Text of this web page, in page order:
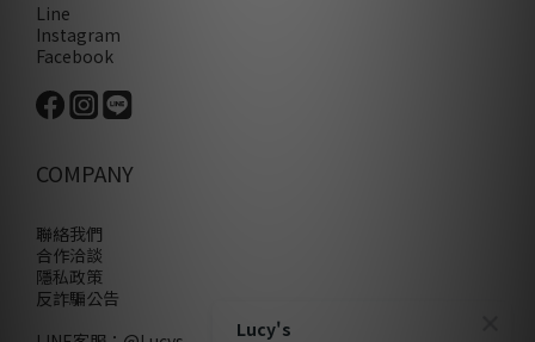
Line
Instagram
Facebook
COMPANY
聯絡我們
合作洽談
隱私政策
反詐騙公告
Lucy's